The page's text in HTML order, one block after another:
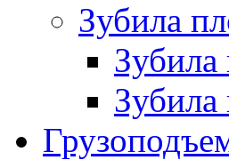
Зубила
Зубила